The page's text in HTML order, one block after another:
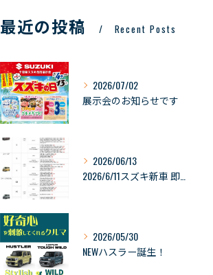
最近の投稿 Recent Posts
2026/07/02
展示会のお知らせです
2026/06/13
2026/05/30
NEWハスラー誕生！